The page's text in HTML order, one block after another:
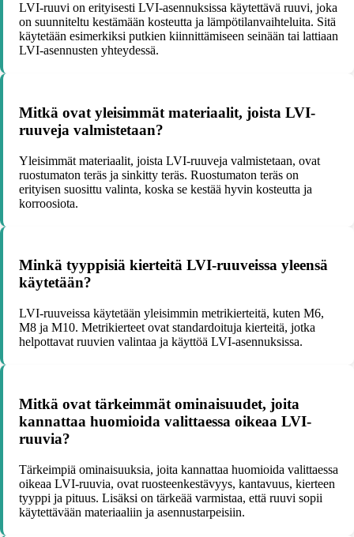
LVI-ruuvi on erityisesti LVI-asennuksissa käytettävä ruuvi, joka
on suunniteltu kestämään kosteutta ja lämpötilanvaihteluita. Sitä
käytetään esimerkiksi putkien kiinnittämiseen seinään tai lattiaan
LVI-asennusten yhteydessä.
Mitkä ovat yleisimmät materiaalit, joista LVI-
ruuveja valmistetaan?
Yleisimmät materiaalit, joista LVI-ruuveja valmistetaan, ovat
ruostumaton teräs ja sinkitty teräs. Ruostumaton teräs on
erityisen suosittu valinta, koska se kestää hyvin kosteutta ja
korroosiota.
Minkä tyyppisiä kierteitä LVI-ruuveissa yleensä
käytetään?
LVI-ruuveissa käytetään yleisimmin metrikierteitä, kuten M6,
M8 ja M10. Metrikierteet ovat standardoituja kierteitä, jotka
helpottavat ruuvien valintaa ja käyttöä LVI-asennuksissa.
Mitkä ovat tärkeimmät ominaisuudet, joita
kannattaa huomioida valittaessa oikeaa LVI-
ruuvia?
Tärkeimpiä ominaisuuksia, joita kannattaa huomioida valittaessa
oikeaa LVI-ruuvia, ovat ruosteenkestävyys, kantavuus, kierteen
tyyppi ja pituus. Lisäksi on tärkeää varmistaa, että ruuvi sopii
käytettävään materiaaliin ja asennustarpeisiin.